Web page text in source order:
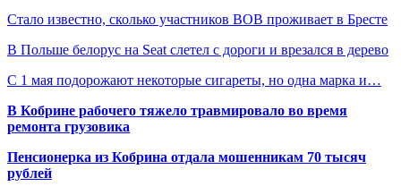
Стало известно, сколько участников ВОВ проживает в Бресте
В Польше белорус на Seat слетел с дороги и врезался в дерево
С 1 мая подорожают некоторые сигареты, но одна марка и…
В Кобрине рабочего тяжело травмировало во время
ремонта грузовика
Пенсионерка из Кобрина отдала мошенникам 70 тысяч
рублей